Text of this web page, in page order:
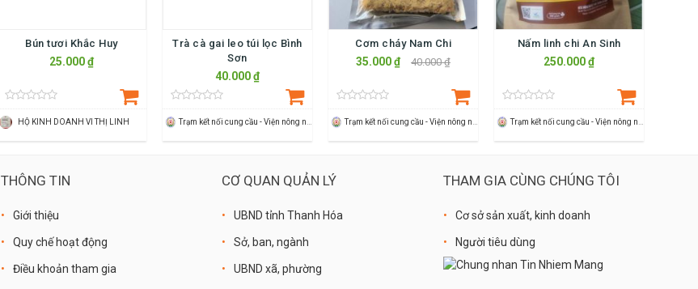
Bún tươi Khắc Huy
25.000 ₫
HỘ KINH DOANH VI THỊ LINH
Trà cà gai leo túi lọc Bình
Sơn
40.000 ₫
Cơm cháy Nam Chi
35.000 ₫ 40.000 ₫
Nấm linh chi An Sinh
250.000 ₫
THÔNG TIN
Giới thiệu
Quy chế hoạt động
Điều khoản tham gia
CƠ QUAN QUẢN LÝ
UBND tỉnh Thanh Hóa
Sở, ban, ngành
UBND xã, phường
THAM GIA CÙNG CHÚNG TÔI
Cơ sở sản xuất, kinh doanh
Người tiêu dùng